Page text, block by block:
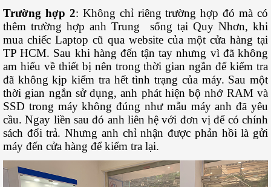
Trường hợp 2: Không chỉ riêng trường hợp đó mà có
thêm trường hợp anh Trung sống tại Quy Nhơn, khi
mua chiếc Laptop cũ qua website của một cửa hàng tại
TP HCM. Sau khi hàng đến tận tay nhưng vì đã không
am hiểu về thiết bị nên trong thời gian ngắn để kiểm tra
đã không kịp kiểm tra hết tình trạng của máy. Sau một
thời gian ngắn sử dụng, anh phát hiện bộ nhớ RAM và
SSD trong máy không đúng như mẫu máy anh đã yêu
cầu. Ngay liền sau đó anh liên hệ với đơn vị để có chính
sách đổi trả. Nhưng anh chỉ nhận được phản hồi là gửi
máy đến cửa hàng để kiểm tra lại.